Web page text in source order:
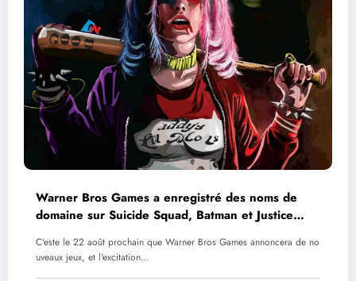
Warner Bros Games a enregistré des noms de
domaine sur Suicide Squad, Batman et Justice
C'este le 22 août prochain que Warner Bros Games annoncera de no
uveaux jeux, et l'excitation…